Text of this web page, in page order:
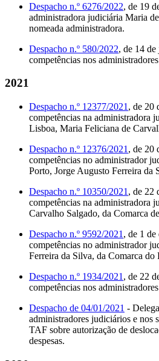
Despacho n.º 6276/2022, de 19
administradora judiciária Maria
nomeada administradora.
Despacho n.º 580/2022, de 14
competências nos
2021
Despacho n.º 12377/2021 , de 20
competências na administradora
Lisboa, Maria Feliciana de
Despacho n.º 12376/2021 , de 20
competências no administrador
Porto, Jorge Augusto Ferreira da
Despacho n.º 10350/2021 , de 22
competências na administradora
Carvalho Salgado, da Comarca
Despacho n.º 9592/2021 , de 1
competências no administrador
Ferreira da Silva, da Comarca do
Despacho n.º 1934/2021 , de 22
competências nos
Despacho de 04/01/2021 -
administradores judiciários e nos
TAF sobre autorização de
despesas.